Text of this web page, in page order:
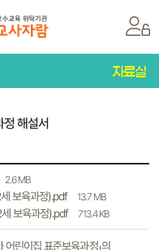
자료실
해설서
2.6 MB
보육과정).pdf 13.7 MB
보육과정).pdf 713.4 KB
린이집 표준보육과정」의